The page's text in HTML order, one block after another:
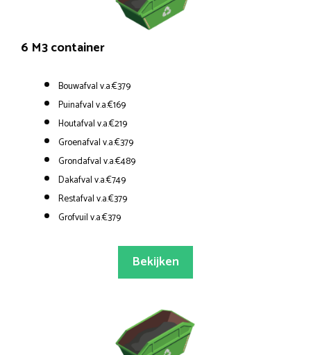
6 M3 container
Bouwafval v.a.€379
Puinafval v.a.€169
Houtafval v.a.€219
Groenafval v.a.€379
Grondafval v.a.€489
Dakafval v.a.€749
Restafval v.a.€379
Grofvuil v.a.€379
Bekijken